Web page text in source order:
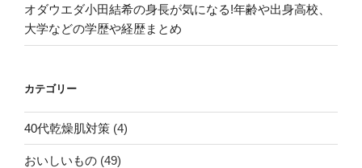
オダウエダ小田結希の身長が気になる!年齢や出身高校、
大学などの学歴や経歴まとめ
カテゴリー
40代乾燥肌対策 (4)
おいしいもの (49)